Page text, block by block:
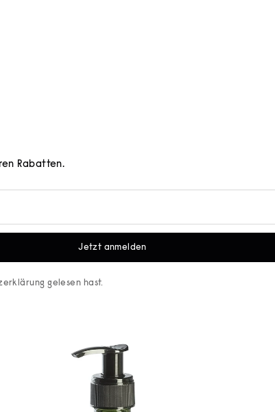
Rabatten.
Jetzt anmelden
gelesen hast.